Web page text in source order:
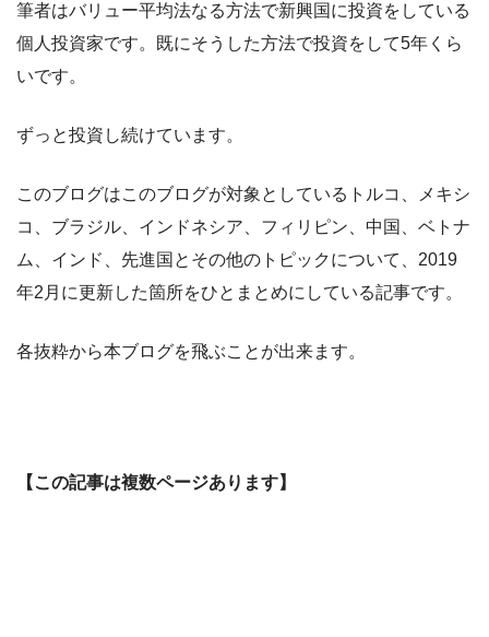
筆者はバリュー平均法なる方法で新興国に投資をしている
個人投資家です。既にそうした方法で投資をして5年くら
いです。
ずっと投資し続けています。
このブログはこのブログが対象としているトルコ、メキシ
コ、ブラジル、インドネシア、フィリピン、中国、ベトナ
ム、インド、先進国とその他のトピックについて、2019
年2月に更新した箇所をひとまとめにしている記事です。
各抜粋から本ブログを飛ぶことが出来ます。
【この記事は複数ページあります】